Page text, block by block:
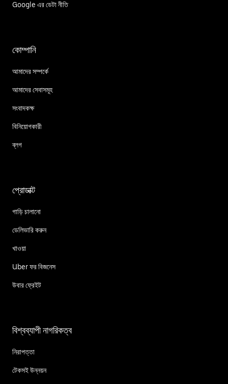
Google এর ডেটা নীতি
কোম্পানি
আমাদের সম্পর্কে
আমাদের সেবাসমূহ
সংবাদকক্ষ
বিনিয়োগকারী
ব্লগ
প্রোডাক্ট
গাড়ি চালানো
ডেলিভারি করুন
খাওয়া
Uber ফর বিজনেস
উবার ফ্রেইট
বিশ্বব্যাপী নাগরিকত্ব
নিরাপত্তা
টেকসই উন্নয়ন